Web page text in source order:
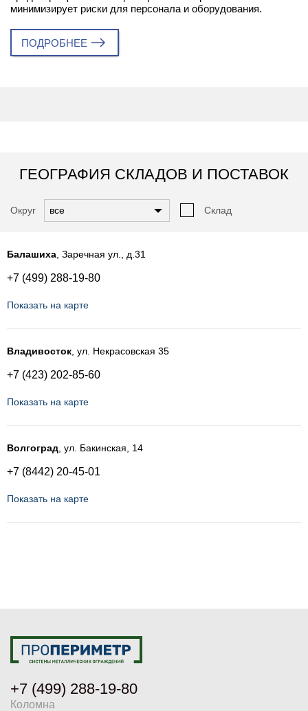
минимизирует риски для персонала и оборудования.
ПОДРОБНЕЕ
ГЕОГРАФИЯ СКЛАДОВ И ПОСТАВОК
Округ Склад
Балашиха , Заречная ул., д.31
+7 (499) 288-19-80
Показать на карте
Владивосток , ул. Некрасовская 35
+7 (423) 202-85-60
Показать на карте
Волгоград , ул. Бакинская, 14
+7 (8442) 20-45-01
Показать на карте
Грозный, просп. Ахмата Кадырова, 3/25
+7 (871) 277-45-09
Показать на карте
+7 (499) 288-19-80
Коломна